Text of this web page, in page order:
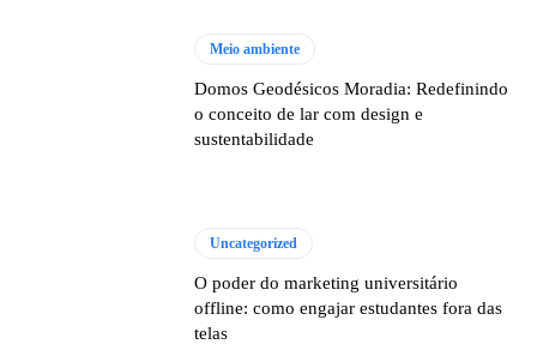
Meio ambiente
Domos Geodésicos Moradia: Redefinindo
o conceito de lar com design e
sustentabilidade
Uncategorized
O poder do marketing universitário
offline: como engajar estudantes fora das
telas